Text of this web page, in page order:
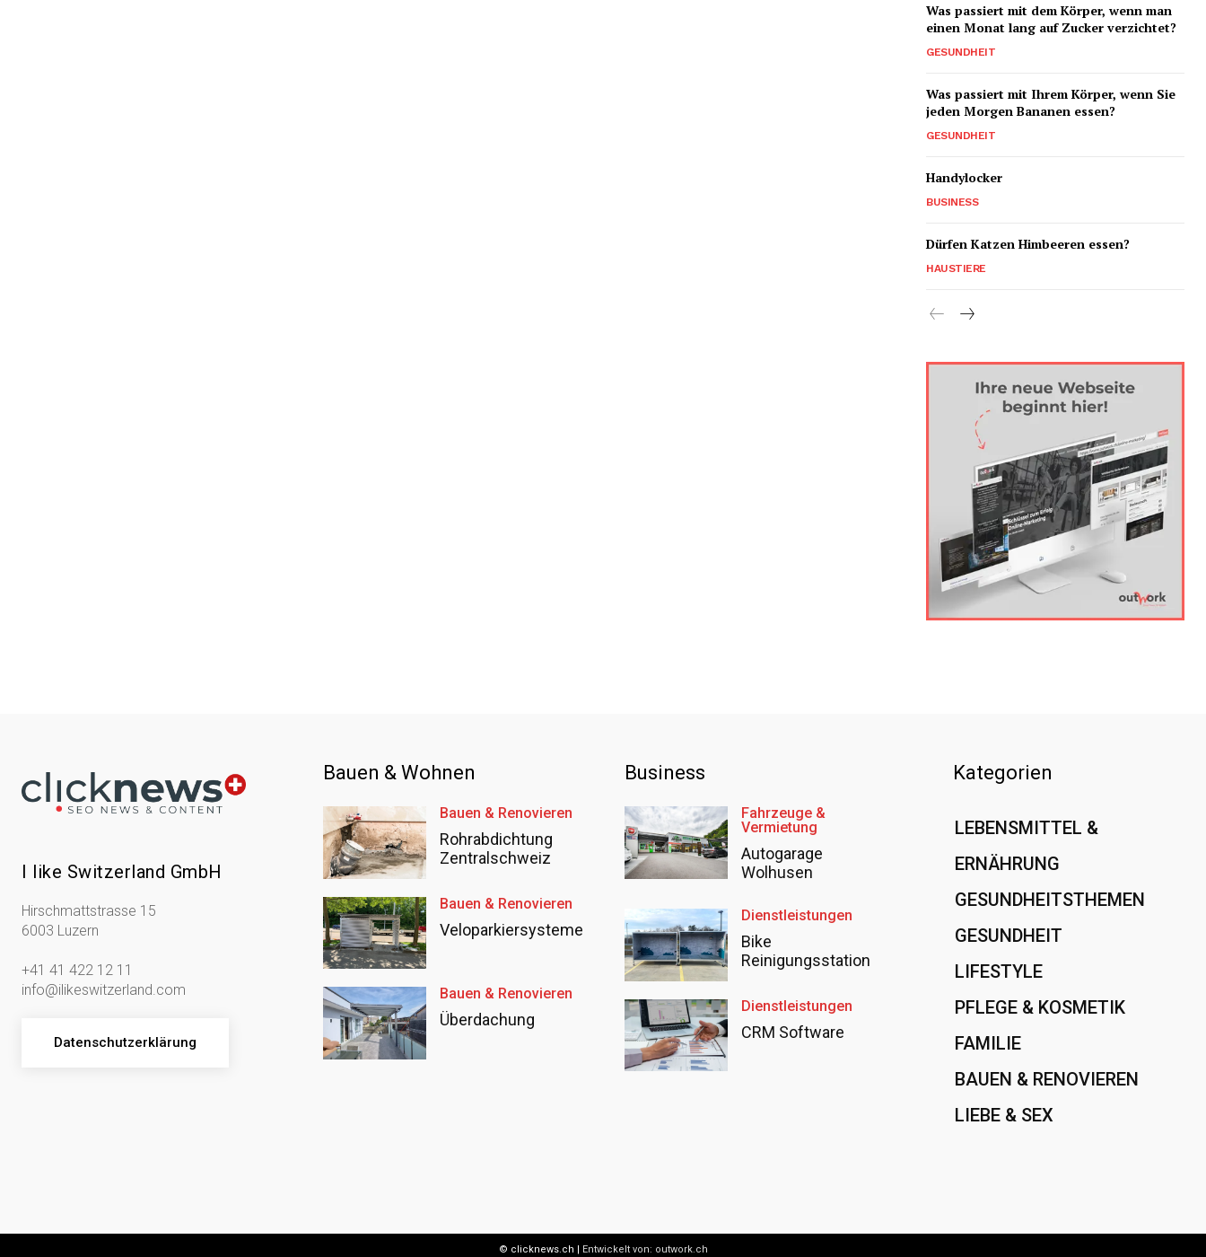
Was passiert mit dem Körper, wenn man
einen Monat lang auf Zucker verzichtet?
GESUNDHEIT
Was passiert mit Ihrem Körper, wenn Sie
jeden Morgen Bananen essen?
GESUNDHEIT
Handylocker
BUSINESS
Dürfen Katzen Himbeeren essen?
HAUSTIERE
I like Switzerland GmbH
Hirschmattstrasse 15
6003 Luzern
+41 41 422 12 11
info@ilikeswitzerland.com
Datenschutzerklärung
Bauen & Wohnen
Bauen & Renovieren
Rohrabdichtung
Zentralschweiz
Bauen & Renovieren
Veloparkiersysteme
Bauen & Renovieren
Überdachung
Business
Fahrzeuge &
Vermietung
Autogarage
Wolhusen
Dienstleistungen
Bike
Reinigungsstation
Dienstleistungen
CRM Software
Kategorien
LEBENSMITTEL &
ERNÄHRUNG
GESUNDHEITSTHEMEN
GESUNDHEIT
LIFESTYLE
PFLEGE & KOSMETIK
FAMILIE
BAUEN & RENOVIEREN
LIEBE & SEX
© clicknews.ch | Entwickelt von: outwork.ch